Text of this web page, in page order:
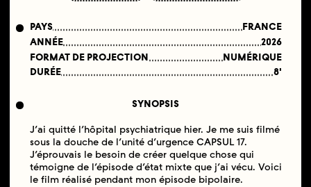
PAYS
FRANCE
ANNÉE
2026
FORMAT DE PROJECTION
NUMÉRIQUE
DURÉE
8'
SYNOPSIS
J’ai quitté l’hôpital psychiatrique hier. Je me suis filmé
sous la douche de l’unité d’urgence CAPSUL 17.
J’éprouvais le besoin de créer quelque chose qui
témoigne de l’épisode d’état mixte que j’ai vécu. Voici
le film réalisé pendant mon épisode bipolaire.